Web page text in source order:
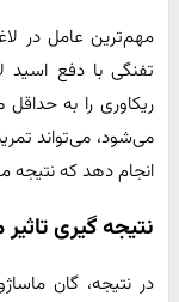
مهم‌ترین عامل در
ریکاوری را به
می‌شود، می‌تواند
انجام دهد که نتیجه
نتیجه گیری
در نتیجه، گان